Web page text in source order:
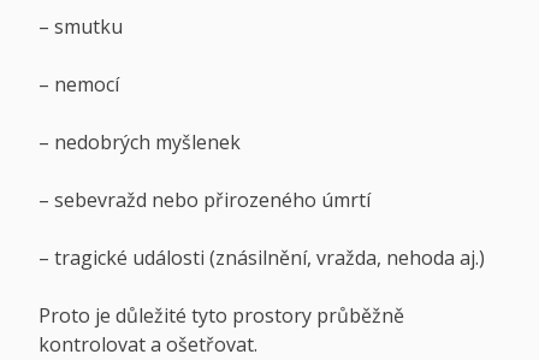
– smutku
– nemocí
– nedobrých myšlenek
– sebevražd nebo přirozeného úmrtí
– tragické události (znásilnění, vražda, nehoda aj.)
Proto je důležité tyto prostory průběžně
kontrolovat a ošetřovat.